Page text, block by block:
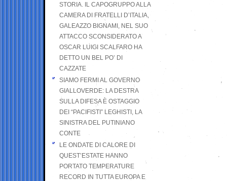
STORIA. IL CAPOGRUPPO ALLA
CAMERA DI FRATELLI D’ITALIA,
GALEAZZO BIGNAMI, NEL SUO
ATTACCO SCONSIDERATO A
OSCAR LUIGI SCALFARO HA
DETTO UN BEL PO’ DI
CAZZATE
SIAMO FERMI AL GOVERNO
GIALLOVERDE: LA DESTRA
SULLA DIFESA È OSTAGGIO
DEI “PACIFISTI” LEGHISTI, LA
SINISTRA DEL PUTINIANO
CONTE
LE ONDATE DI CALORE DI
QUEST’ESTATE HANNO
PORTATO TEMPERATURE
RECORD IN TUTTA EUROPA E